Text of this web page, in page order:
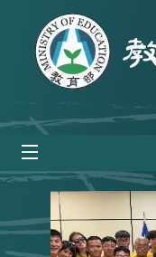
跳到主要內容區塊
:::